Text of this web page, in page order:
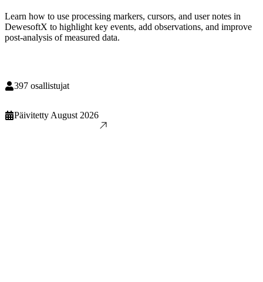
Learn how to use processing markers, cursors, and user notes in
DewesoftX to highlight key events, add observations, and improve
post-analysis of measured data.
397 osallistujat
Päivitetty August 2026